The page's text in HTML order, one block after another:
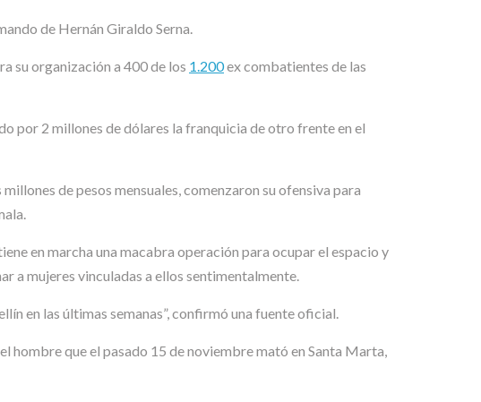
de Hernán Giraldo Serna.
su organización a 400 de los 1.200ex combatientes de las
por 2 millones de dólares la franquicia de otro frente en el
de pesos mensuales, comenzaron su ofensiva para
en marcha una macabra operación para ocupar el espacio y
a mujeres vinculadas a ellos sentimentalmente.
en las últimas semanas”, confirmó una fuente oficial.
hombre que el pasado 15 de noviembre mató en Santa Marta,